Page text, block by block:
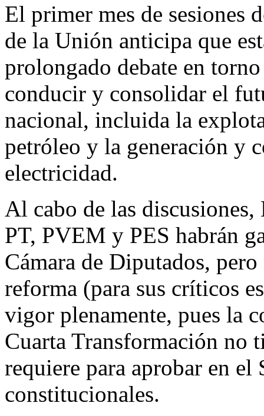
El primer mes de sesiones
de la Unión anticipa que
prolongado debate en
conducir y consolidar el
nacional, incluida la
petróleo y la generación y
electricidad.
Al cabo de las
PT, PVEM y PES habrán
Cámara de Diputados,
reforma (para sus críticos
vigor plenamente, pues la
Cuarta Transformación no
requiere para aprobar en el
constitucionales.